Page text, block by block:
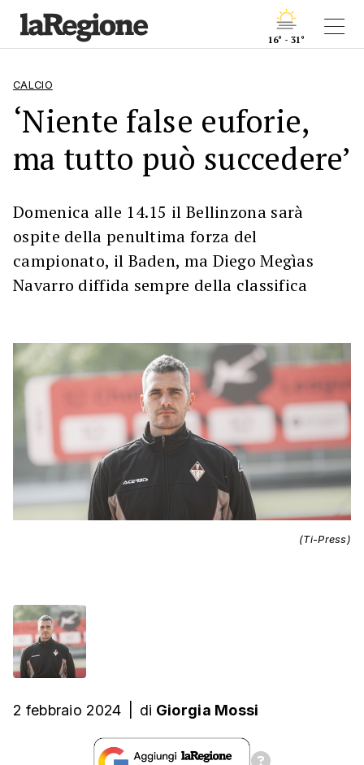
16° - 31°
CALCIO
‘Niente false euforie,
ma tutto può succedere’
Domenica alle 14.15 il Bellinzona sarà
ospite della penultima forza del
campionato, il Baden, ma Diego Megìas
Navarro diffida sempre della classifica
(Ti-Press)
2 febbraio 2024 di Giorgia Mossi